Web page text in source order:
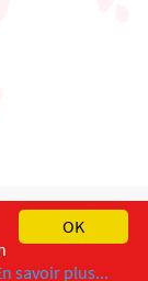
OK
savoir plus...